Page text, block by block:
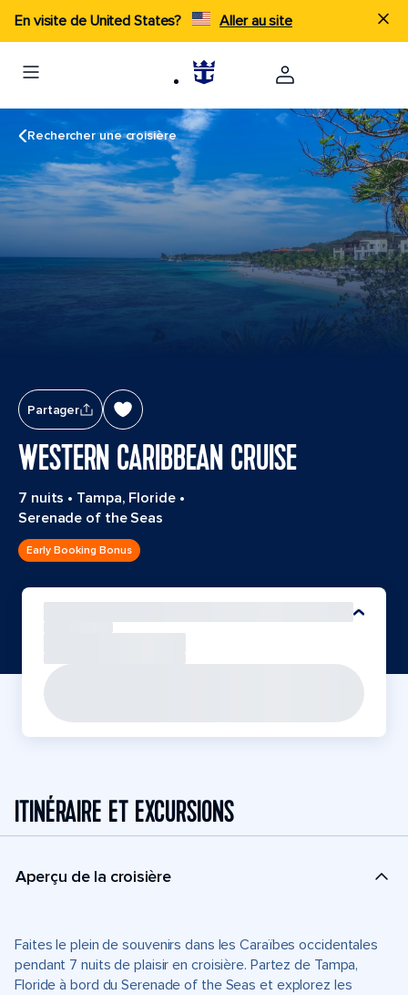
En visite de United States? Aller au site
Rechercher une croisière
Partager
WESTERN CARIBBEAN CRUISE
7 nuits • Tampa, Floride•
Serenade of the Seas
Early Booking Bonus
ITINÉRAIRE ET EXCURSIONS
Aperçu de la croisière
Faites le plein de souvenirs dans les Caraïbes occidentales
pendant 7 nuits de plaisir en croisière. Partez de Tampa,
Floride à bord du Serenade of the Seas et explorez les